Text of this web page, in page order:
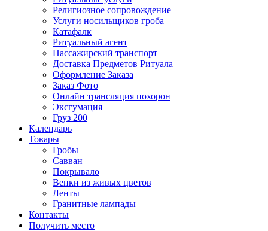
Религиозное сопровождение
Услуги носильщиков гроба
Катафалк
Ритуальный агент
Пассажирский транспорт
Доставка Предметов Ритуала
Оформление Заказа
Заказ Фото
Онлайн трансляция похорон
Эксгумация
Груз 200
Календарь
Товары
Гробы
Савван
Покрывало
Венки из живых цветов
Ленты
Гранитные лампады
Контакты
Получить место